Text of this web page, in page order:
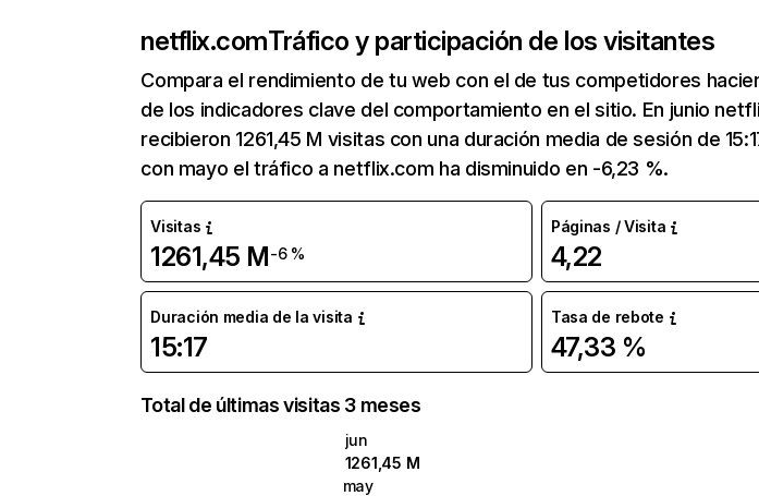
netflix.comTráfico y participación de los visitantes
Compara el rendimiento de tu web con el de tus competidores
de los indicadores clave del comportamiento en el sitio. En junio
recibieron 1261,45 M visitas con una duración media de sesión de
con mayo el tráfico a netflix.com ha disminuido en -6,23 %.
Visitas
1261,45 M-6 %
Páginas / Visita
4,22
Duración media de la visita
15:17
Tasa de rebote
47,33 %
Total de últimas visitas 3 meses
jun
1261,45 M
may